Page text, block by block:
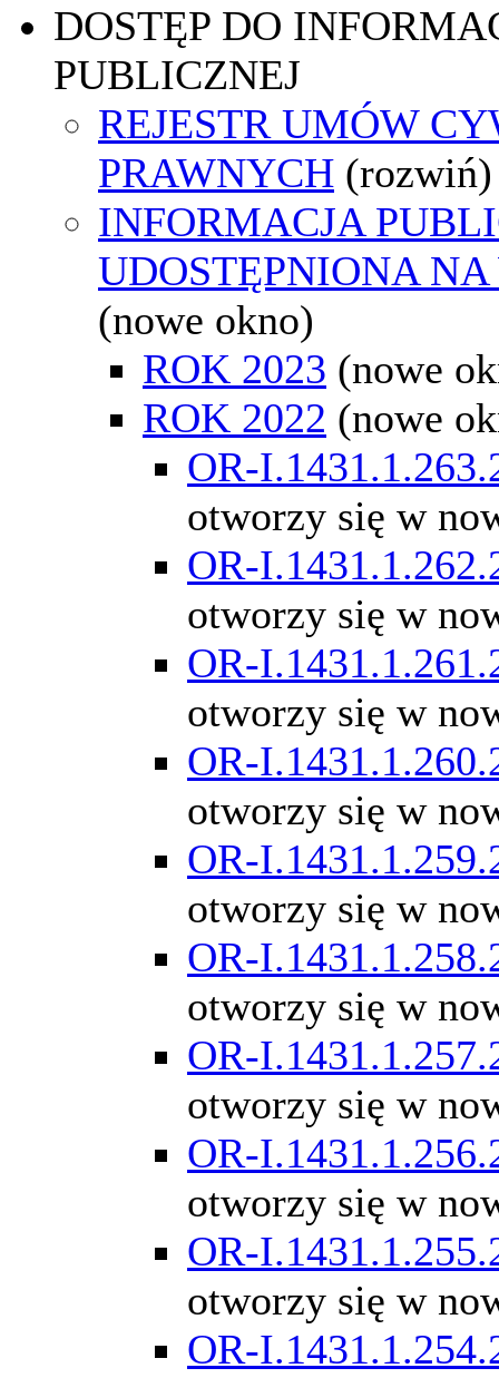
DOSTĘP DO
PUBLICZNEJ
REJESTR UMÓW
PRAWNYCH (rozwiń)
INFORMACJA
UDOSTĘPNIONA
(nowe okno)
ROK 2023 (nowe
ROK 2022 (nowe
OR-
otworzy się w
OR-
otworzy się w
OR-
otworzy się w
OR-
otworzy się w
OR-
otworzy się w
OR-
otworzy się w
OR-
otworzy się w
OR-
otworzy się w
OR-
otworzy się w
OR-